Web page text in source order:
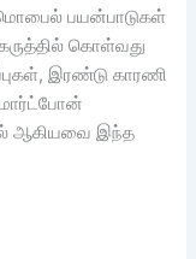
பயன்பாடுகள்
கொள்வது
இரண்டு காரணி
ஆகியவை இந்த